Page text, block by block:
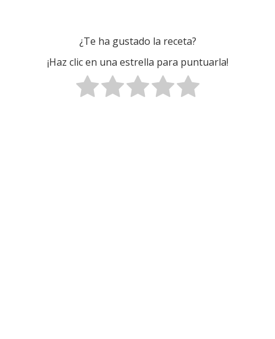
¿Te ha gustado la receta?
¡Haz clic en una estrella para puntuarla!